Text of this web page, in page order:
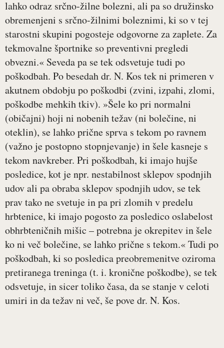
lahko odraz srčno-žilne bolezni, ali pa so družinsko
obremenjeni s srčno-žilnimi boleznimi, ki so v tej
starostni skupini pogosteje odgovorne za zaplete. Za
tekmovalne športnike so preventivni pregledi
obvezni.« Seveda pa se tek odsvetuje tudi po
poškodbah. Po besedah dr. N. Kos tek ni primeren v
akutnem obdobju po poškodbi (zvini, izpahi, zlomi,
poškodbe mehkih tkiv). »Šele ko pri normalni
(običajni) hoji ni nobenih težav (ni bolečine, ni
oteklin), se lahko prične sprva s tekom po ravnem
(važno je postopno stopnjevanje) in šele kasneje s
tekom navkreber. Pri poškodbah, ki imajo hujše
posledice, kot je npr. nestabilnost sklepov spodnjih
udov ali pa obraba sklepov spodnjih udov, se tek
prav tako ne svetuje in pa pri zlomih v predelu
hrbtenice, ki imajo pogosto za posledico oslabelost
obhrbteničnih mišic – potrebna je okrepitev in šele
ko ni več bolečine, se lahko prične s tekom.« Tudi po
poškodbah, ki so posledica preobremenitve oziroma
pretiranega treninga (t. i. kronične poškodbe), se tek
odsvetuje, in sicer toliko časa, da se stanje v celoti
umiri in da težav ni več, še pove dr. N. Kos.